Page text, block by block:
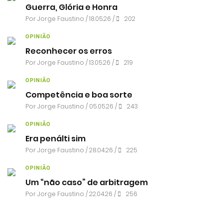
Guerra, Glória e Honra
PorJorge Faustino / 18.05.26 / 202
OPINIÃO
Reconhecer os erros
PorJorge Faustino / 13.05.26 / 219
OPINIÃO
Competência e boa sorte
PorJorge Faustino / 05.05.26 / 243
OPINIÃO
Era penálti sim
PorJorge Faustino / 28.04.26 / 225
OPINIÃO
Um “não caso” de arbitragem
PorJorge Faustino / 22.04.26 / 256